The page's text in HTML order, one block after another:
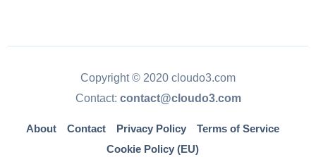
Copyright © 2020 cloudo3.com
Contact: contact@cloudo3.com
About Contact Privacy Policy
Terms of Service
Cookie Policy (EU)